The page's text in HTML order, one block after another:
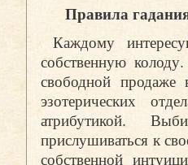
Правила
Каждому
собственную
свободной продаже
эзотерических
атрибутикой.
прислушиваться к
собственной